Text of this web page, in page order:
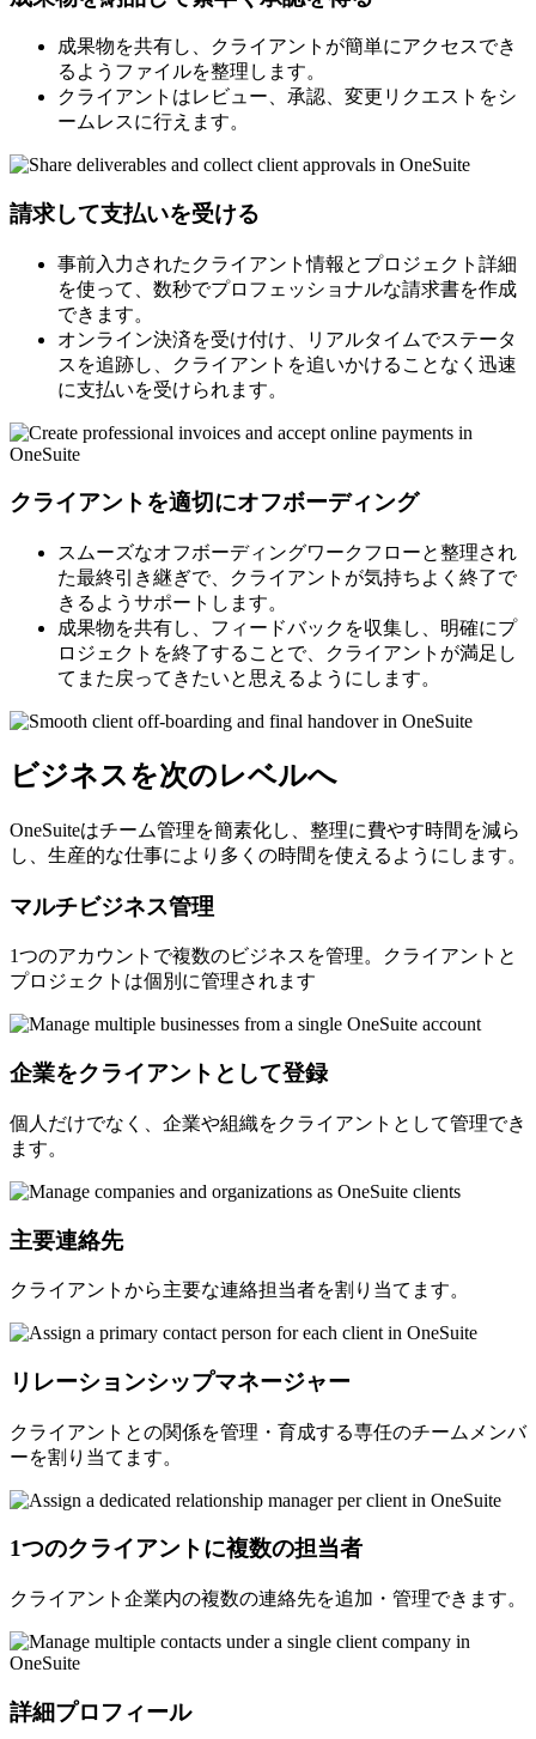
成果物を共有し、クライアントが簡単にアクセスでき
るようファイルを整理します。
クライアントはレビュー、承認、変更リクエストをシ
ームレスに行えます。
請求して支払いを受ける
事前入力されたクライアント情報とプロジェクト詳細
を使って、数秒でプロフェッショナルな請求書を作成
できます。
オンライン決済を受け付け、リアルタイムでステータ
スを追跡し、クライアントを追いかけることなく迅速
に支払いを受けられます。
クライアントを適切にオフボーディング
スムーズなオフボーディングワークフローと整理され
た最終引き継ぎで、クライアントが気持ちよく終了で
きるようサポートします。
成果物を共有し、フィードバックを収集し、明確にプ
ロジェクトを終了することで、クライアントが満足し
てまた戻ってきたいと思えるようにします。
ビジネスを次のレベルへ
OneSuiteはチーム管理を簡素化し、整理に費やす時間を減ら
し、生産的な仕事により多くの時間を使えるようにします。
マルチビジネス管理
1つのアカウントで複数のビジネスを管理。クライアントと
プロジェクトは個別に管理されます
企業をクライアントとして登録
個人だけでなく、企業や組織をクライアントとして管理でき
ます。
主要連絡先
クライアントから主要な連絡担当者を割り当てます。
リレーションシップマネージャー
クライアントとの関係を管理・育成する専任のチームメンバ
ーを割り当てます。
1つのクライアントに複数の担当者
クライアント企業内の複数の連絡先を追加・管理できます。
詳細プロフィール